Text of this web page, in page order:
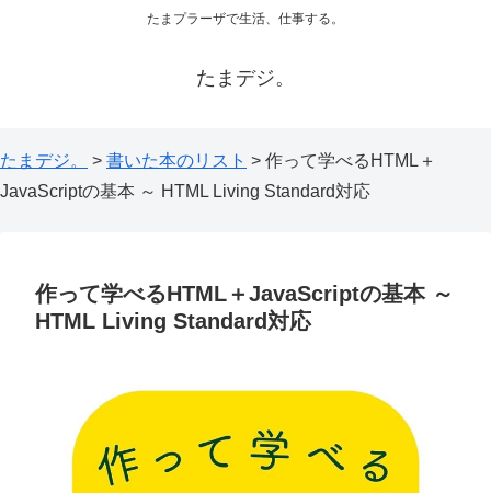
たまプラーザで生活、仕事する。
たまデジ。
たまデジ。 > 書いた本のリスト > 作って学べるHTML＋
JavaScriptの基本 ～ HTML Living Standard対応
作って学べるHTML＋JavaScriptの基本 ～
HTML Living Standard対応